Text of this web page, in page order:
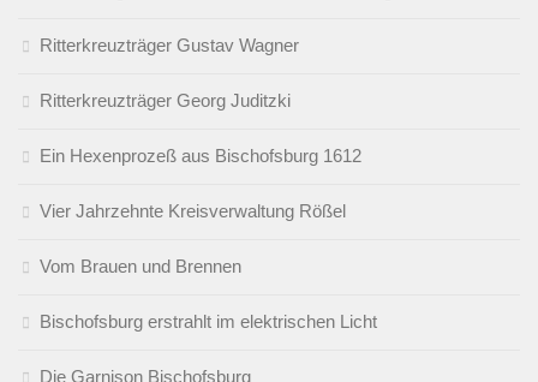
Ritterkreuzträger Gustav Wagner
Ritterkreuzträger Georg Juditzki
Ein Hexenprozeß aus Bischofsburg 1612
Vier Jahrzehnte Kreisverwaltung Rößel
Vom Brauen und Brennen
Bischofsburg erstrahlt im elektrischen Licht
Die Garnison Bischofsburg